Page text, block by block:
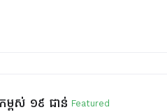
ម្ពស់ ១៩ ជាន់ Featured